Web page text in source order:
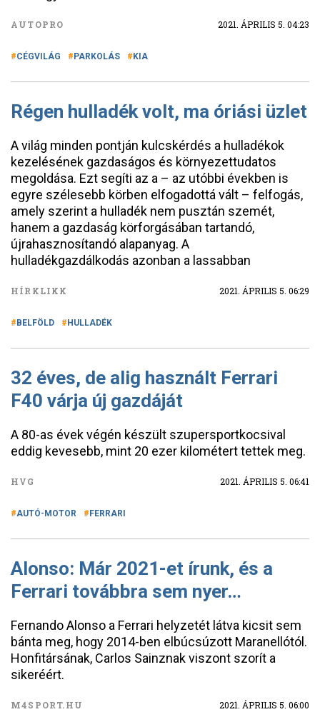
AUTOPRO 2021. ÁPRILIS 5. 04:23
CÉGVILÁG PARKOLÁS KIA
Régen hulladék volt, ma óriási üzlet
A világ minden pontján kulcskérdés a hulladékok
kezelésének gazdaságos és környezettudatos
megoldása. Ezt segíti az a – az utóbbi években is
egyre szélesebb körben elfogadottá vált – felfogás,
amely szerint a hulladék nem pusztán szemét,
hanem a gazdaság körforgásában tartandó,
újrahasznosítandó alapanyag. A
hulladékgazdálkodás azonban a lassabban
HÍRKLIKK 2021. ÁPRILIS 5. 06:29
BELFÖLD HULLADÉK
32 éves, de alig használt Ferrari
F40 várja új gazdáját
A 80-as évek végén készült szupersportkocsival
eddig kevesebb, mint 20 ezer kilométert tettek meg.
HVG 2021. ÁPRILIS 5. 06:41
AUTÓ-MOTOR FERRARI
Alonso: Már 2021-et írunk, és a
Ferrari továbbra sem nyer…
Fernando Alonso a Ferrari helyzetét látva kicsit sem
bánta meg, hogy 2014-ben elbúcsúzott Maranellótól.
Honfitársának, Carlos Sainznak viszont szorít a
sikeréért.
M4SPORT.HU 2021. ÁPRILIS 5. 06:00